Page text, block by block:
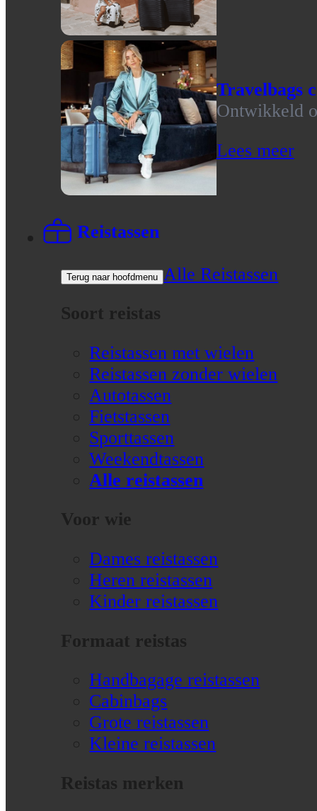
Travelbags
Ontwikkeld
Lees meer
Reistassen
Terug naar hoofdmenu
Alle Reistassen
Soort reistas
Reistassen met wielen
Reistassen zonder wielen
Autotassen
Fietstassen
Sporttassen
Weekendtassen
Alle reistassen
Voor wie
Dames reistassen
Heren reistassen
Kinder reistassen
Formaat reistas
Handbagage reistassen
Cabinbags
Grote reistassen
Kleine reistassen
Reistas merken